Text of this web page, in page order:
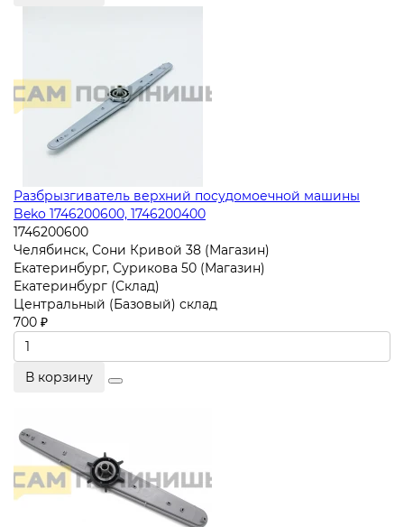
Разбрызгиватель верхний посудомоечной машины
Beko 1746200600, 1746200400
1746200600
Челябинск, Сони Кривой 38 (Магазин)
Екатеринбург, Сурикова 50 (Магазин)
Екатеринбург (Склад)
Центральный (Базовый) склад
700 ₽
В корзину